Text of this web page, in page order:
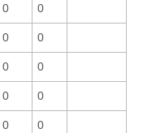
0 0
0 0
0 0
0 0
0 0